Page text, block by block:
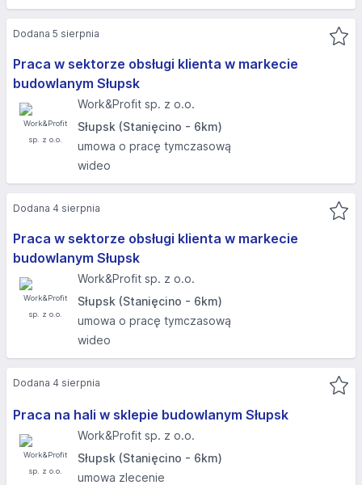
Praca w sektorze obsługi klienta w markecie
budowlanym Słupsk
Work&Profit sp. z o.o.
Słupsk (Stanięcino - 6km)
umowa o pracę tymczasową
wideo
Dodana 5 sierpnia
Praca w sektorze obsługi klienta w markecie
budowlanym Słupsk
Work&Profit sp. z o.o.
Słupsk (Stanięcino - 6km)
umowa o pracę tymczasową
wideo
Dodana 4 sierpnia
Praca na hali w sklepie budowlanym Słupsk
Work&Profit sp. z o.o.
Słupsk (Stanięcino - 6km)
umowa zlecenie
Dodana 4 sierpnia